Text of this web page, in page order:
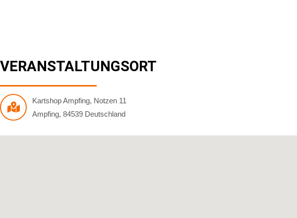
VERANSTALTUNGSORT
Kartshop Ampfing, Notzen 11
Ampfing, 84539 Deutschland